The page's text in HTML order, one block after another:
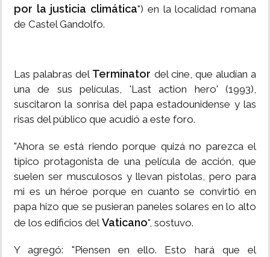
por la justicia climática") en la localidad romana
de Castel Gandolfo.
Las palabras del Terminator del cine, que aludían a
una de sus películas, 'Last action hero' (1993),
suscitaron la sonrisa del papa estadounidense y las
risas del público que acudió a este foro.
"Ahora se está riendo porque quizá no parezca el
típico protagonista de una película de acción, que
suelen ser musculosos y llevan pistolas, pero para
mi es un héroe porque en cuanto se convirtió en
papa hizo que se pusieran paneles solares en lo alto
de los edificios del Vaticano", sostuvo.
Y agregó: "Piensen en ello. Esto hará que el